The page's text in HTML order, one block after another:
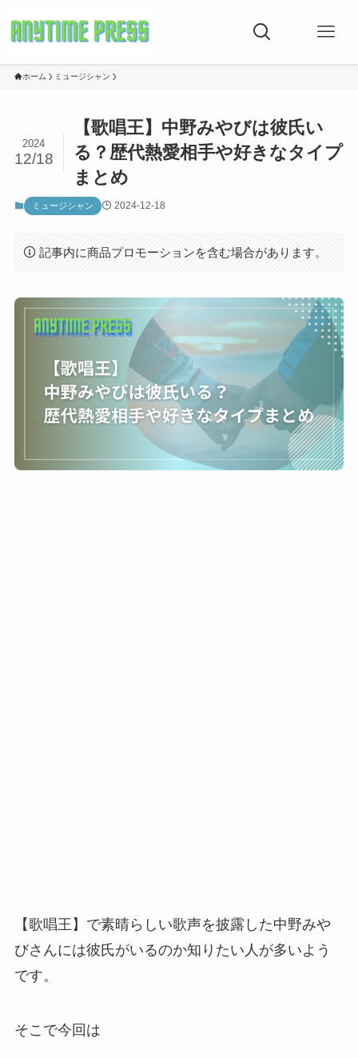
ホーム ミュージシャン
【歌唱王】中野みやびは彼氏い
る？歴代熱愛相手や好きなタイプ
まとめ
2024
12/18
ミュージシャン 2024-12-18
記事内に商品プロモーションを含む場合があります。
【歌唱王】で素晴らしい歌声を披露した中野みや
びさんには彼氏がいるのか知りたい人が多いよう
です。
そこで今回は